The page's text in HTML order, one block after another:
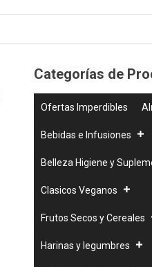
Categorías de
Ofertas Imperdibles
Bebidas e Infusiones
Belleza Higiene y
Clasicos Veganos
Frutos Secos y Cereales
Harinas y legumbres